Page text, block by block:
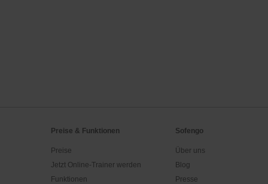
Preise & Funktionen
Preise
Jetzt Online-Trainer werden
Funktionen
Sofengo
Über uns
Blog
Presse